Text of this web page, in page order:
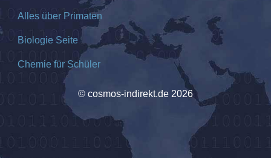
Alles über Primaten
Biologie Seite
Chemie für Schüler
© cosmos-indirekt.de 2026